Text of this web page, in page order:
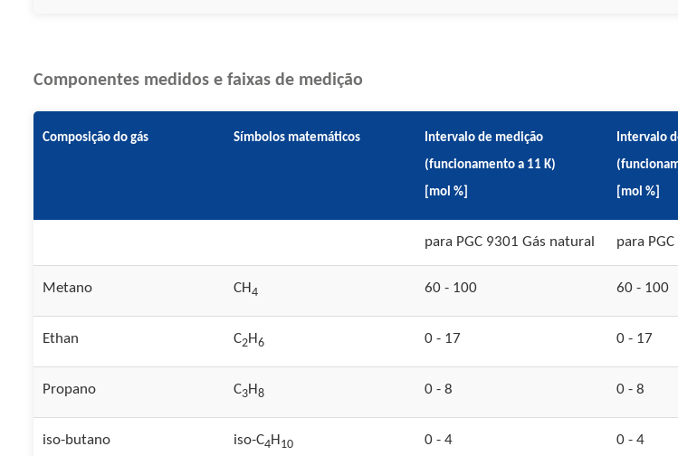
Componentes medidos e faixas de medição
Composição do gás Símbolos matemáticos
Intervalo de medição
(funcionamento a 11 K)
[mol %]
Intervalo
[mol %]
para PGC 9301 Gás natural para
Metano CH 4 60 - 100 60 - 100
Ethan C2H 6 0 - 17 0 - 17
Propano C3H 8 0 - 8 0 - 8
iso-butano iso-C4H 10 0 - 4 0 - 4